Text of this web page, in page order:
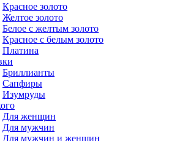
Красное золото
Желтое золото
Белое с желтым золото
Красное с белым золото
Платина
Бриллианты
Сапфиры
Изумруды
Для женщин
Для мужчин
Для мужчин и женщин